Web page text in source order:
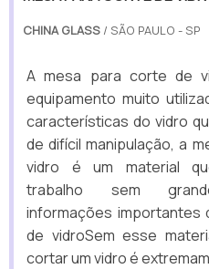
CHINA GLASS / SÃO PAULO - SP
A mesa para corte de
equipamento muito
características do vidro
de difícil manipulação, a
vidro é um material
trabalho sem
informações importantes
de vidroSem esse
cortar um vidro é